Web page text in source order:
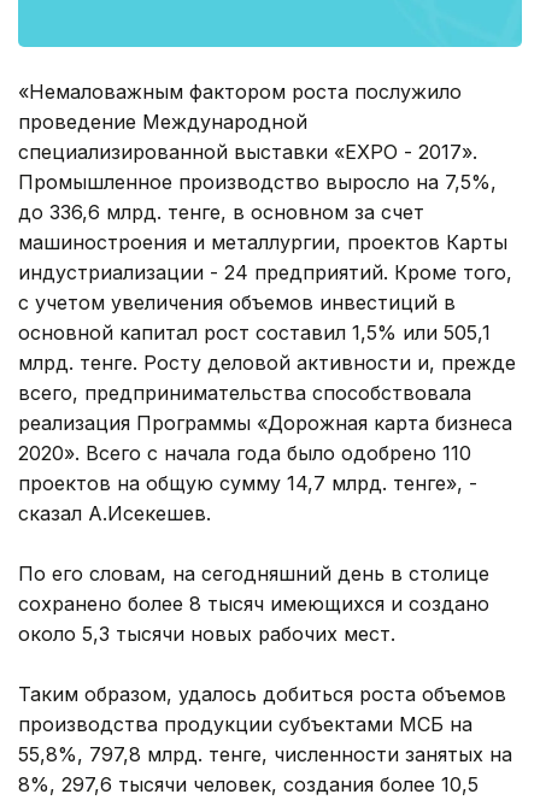
«Немаловажным фактором роста послужило
проведение Международной
специализированной выставки «ЕХРО - 2017».
Промышленное производство выросло на 7,5%,
до 336,6 млрд. тенге, в основном за счет
машиностроения и металлургии, проектов Карты
индустриализации - 24 предприятий. Кроме того,
с учетом увеличения объемов инвестиций в
основной капитал рост составил 1,5% или 505,1
млрд. тенге. Росту деловой активности и, прежде
всего, предпринимательства способствовала
реализация Программы «Дорожная карта бизнеса
2020». Всего с начала года было одобрено 110
проектов на общую сумму 14,7 млрд. тенге», -
сказал А.Исекешев.
По его словам, на сегодняшний день в столице
сохранено более 8 тысяч имеющихся и создано
около 5,3 тысячи новых рабочих мест.
Таким образом, удалось добиться роста объемов
производства продукции субъектами МСБ на
55,8%, 797,8 млрд. тенге, численности занятых на
8%, 297,6 тысячи человек, создания более 10,5